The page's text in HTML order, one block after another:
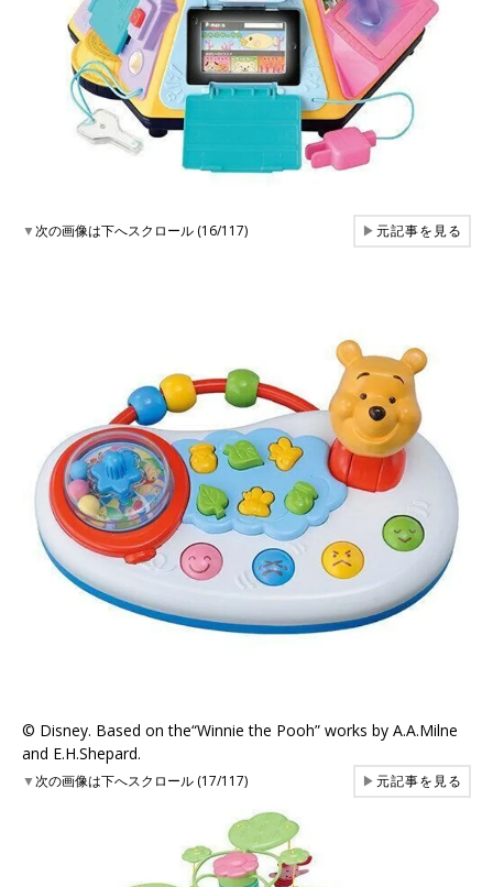
▼次の画像は下へスクロール (16/117) ▶元記事を見る
©︎ Disney. Based on the“Winnie the Pooh” works by A.A.Milne
and E.H.Shepard.
▼次の画像は下へスクロール (17/117) ▶元記事を見る